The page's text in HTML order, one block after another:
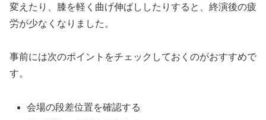
変えたり、膝を軽く曲げ伸ばししたりすると、終演後の疲
労が少なくなりました。
事前には次のポイントをチェックしておくのがおすすめで
す。
会場の段差位置を確認する